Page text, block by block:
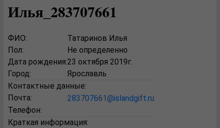
Илья_283707661
ФИО:
Татаринов Илья
Пол:
Не определенно
Дата рождения:23 октября 2019г.
Город:
Ярославль
Контактные данные:
Почта:
283707661@islandgift.ru
Телефон:
Краткая информация: